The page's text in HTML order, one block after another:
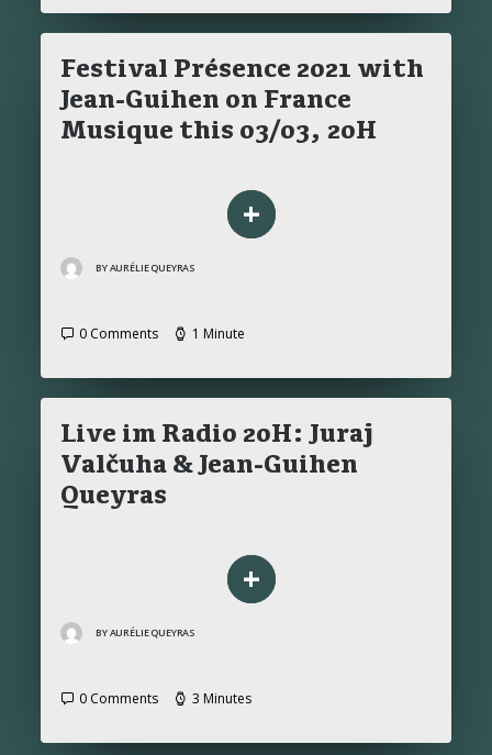
Festival Présence 2021 with
Jean-Guihen on France
Musique this 03/03, 20H
+
BY AURÉLIE QUEYRAS
0 Comments 1 Minute
Live im Radio 20H: Juraj
Valčuha & Jean-Guihen
Queyras
+
BY AURÉLIE QUEYRAS
0 Comments 3 Minutes